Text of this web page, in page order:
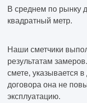
В среднем по рынку
квадратный метр.
Наши сметчики
результатам
смете, указывается
договора она не
эксплуатацию.